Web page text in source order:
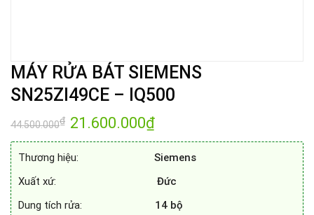
MÁY RỬA BÁT SIEMENS
SN25ZI49CE – IQ500
44.500.000₫ Giá
gốc
là:
21.600.000₫Giá
tại
21.600.000₫.
Thương hiệu: Siemens
Xuất xứ: Đức
Dung tích rửa: 14 bộ